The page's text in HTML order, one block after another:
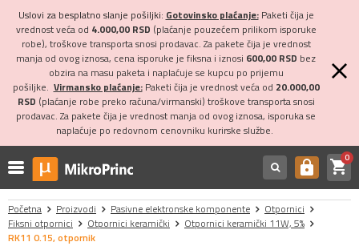
Uslovi za besplatno slanje pošiljki: Gotovinsko plaćanje:Paketi čija je
vrednost veća od 4.000,00 RSD (plaćanje pouzećem prilikom isporuke
robe), troškove transporta snosi prodavac. Za pakete čija je vrednost
manja od ovog iznosa, cena isporuke je fiksna i iznosi 600,00 RSD bez
obzira na masu paketa i naplaćuje se kupcu po prijemu
pošiljke. Virmansko plaćanje:Paketi čija je vrednost veća od 20.000,00
RSD (plaćanje robe preko računa/virmanski) troškove transporta snosi
prodavac. Za pakete čija je vrednost manja od ovog iznosa, isporuka se
naplaćuje po redovnom cenovniku kurirske službe.
https shopping_cart0
Početna Proizvodi Pasivne elektronske komponente
Otpornici
Fiksni otpornici
Otpornici keramički
Otpornici keramički 11W, 5%
RK11 0.15, otpornik